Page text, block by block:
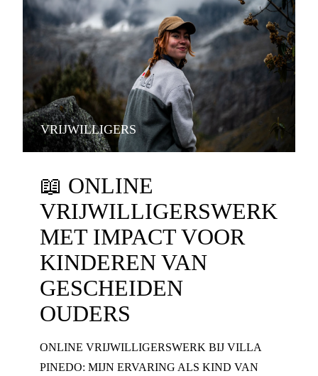
VRIJWILLIGERS
📖 ONLINE
VRIJWILLIGERSWERK
MET IMPACT VOOR
KINDEREN VAN
GESCHEIDEN
OUDERS
ONLINE VRIJWILLIGERSWERK BIJ VILLA
PINEDO: MIJN ERVARING ALS KIND VAN